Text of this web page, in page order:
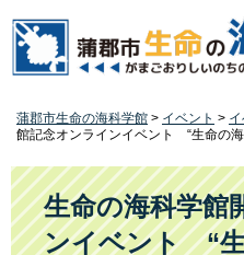
の
す
。
ー
し
て
本
文
蒲郡市生命の海科学館 > イベント >
館記念オンラインイベント “生命の
本
文
生命の海科学館
ンイベント “